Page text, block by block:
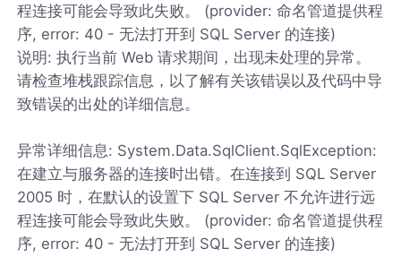
程连接可能会导致此失败。 (provider: 命名管道提供程
序, error: 40 - 无法打开到 SQL Server 的连接)
说明: 执行当前 Web 请求期间，出现未处理的异常。
请检查堆栈跟踪信息，以了解有关该错误以及代码中导
致错误的出处的详细信息。
异常详细信息: System.Data.SqlClient.SqlException:
在建立与服务器的连接时出错。在连接到 SQL Server
2005 时，在默认的设置下 SQL Server 不允许进行远
程连接可能会导致此失败。 (provider: 命名管道提供程
序, error: 40 - 无法打开到 SQL Server 的连接)